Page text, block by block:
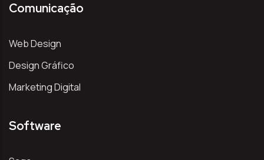
Comunicação
Web Design
Design Gráfico
Marketing Digital
Software